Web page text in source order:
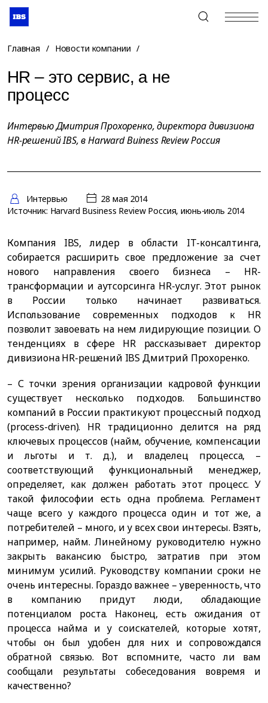
+7 (495) 967-80-80
Главная / Новости компании /
HR – это сервис, а не
процесс
Интервью Дмитрия Прохоренко, директора дивизиона
HR-решений IBS, в Harward Buiness Review Россия
Интервью
28 мая 2014
Источник: Harvard Business Review Россия, июнь-июль 2014
Компания IBS, лидер в области IT-консалтинга,
собирается расширить свое предложение за счет
нового направления своего бизнеса – HR-
трансформации и аутсорсинга HR-услуг. Этот рынок
в России только начинает развиваться.
Использование современных подходов к HR
позволит завоевать на нем лидирующие позиции. О
тенденциях в сфере HR рассказывает директор
дивизиона HR-решений IBS Дмитрий Прохоренко.
– С точки зрения организации кадровой функции
существует несколько подходов. Большинство
компаний в России практикуют процессный подход
(process-driven). HR традиционно делится на ряд
ключевых процессов (найм, обучение, компенсации
и льготы и т. д.), и владелец процесса, –
соответствующий функциональный менеджер,
определяет, как должен работать этот процесс. У
такой философии есть одна проблема. Регламент
чаще всего у каждого процесса один и тот же, а
потребителей – много, и у всех свои интересы. Взять,
например, найм. Линейному руководителю нужно
закрыть вакансию быстро, затратив при этом
минимум усилий. Руководству компании сроки не
очень интересны. Гораздо важнее – уверенность, что
в компанию придут люди, обладающие
потенциалом роста. Наконец, есть ожидания от
процесса найма и у соискателей, которые хотят,
чтобы он был удобен для них и сопровождался
обратной связью. Вот вспомните, часто ли вам
сообщали результаты собеседования вовремя и
качественно?